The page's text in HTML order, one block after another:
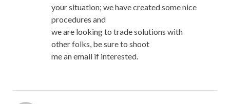
your situation; we have created some nice
procedures and
we are looking to trade solutions with
other folks, be sure to shoot
me an email if interested.